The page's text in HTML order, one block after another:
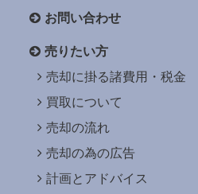
お問い合わせ
売りたい方
売却に掛る諸費用・税金
買取について
売却の流れ
売却の為の広告
計画とアドバイス